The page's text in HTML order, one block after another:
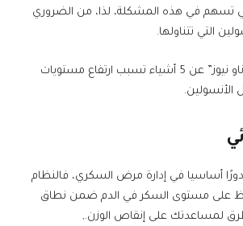
تسهم في هذه المشكلة، لذا، من الضروري
التي تتناولها.
وكشف موقع “تايمز ناو نيوز” عن 5 أشياء تسبب ارتفاع مستويات
الأنسولين.
دورًا أساسيا في إدارة مرض السكري، فالنظام
على مستوى السكر في الدم ضمن نطاق
لمساعدتك على إنقاص الوزن.,